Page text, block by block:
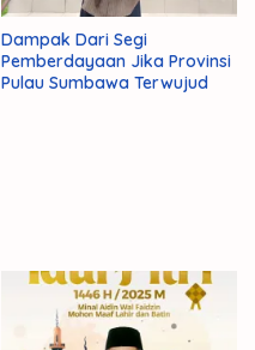
Dampak Dari Segi
Pemberdayaan Jika Provinsi
Pulau Sumbawa Terwujud